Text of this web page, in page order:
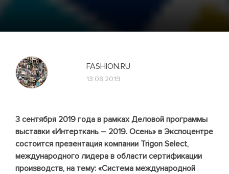
FASHION.RU
13.08.2019
3 сентября 2019 года в рамках Деловой программы
выставки «Интерткань – 2019. Осень» в Экспоцентре
состоится презентация компании Trigon Select,
международного лидера в области сертификации
производств, на тему: «Система международной